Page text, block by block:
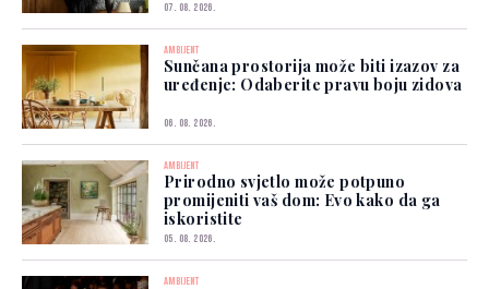
07. 08. 2026.
AMBIJENT
Sunčana prostorija može biti izazov za
uređenje: Odaberite pravu boju zidova
06. 08. 2026.
AMBIJENT
Prirodno svjetlo može potpuno
promijeniti vaš dom: Evo kako da ga
iskoristite
05. 08. 2026.
AMBIJENT